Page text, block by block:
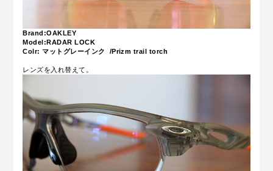
Brand:OAKLEY
Model:RADAR LOCK
Colr: マットグレーインク /Prizm trail torch
レンズを入れ替えて。